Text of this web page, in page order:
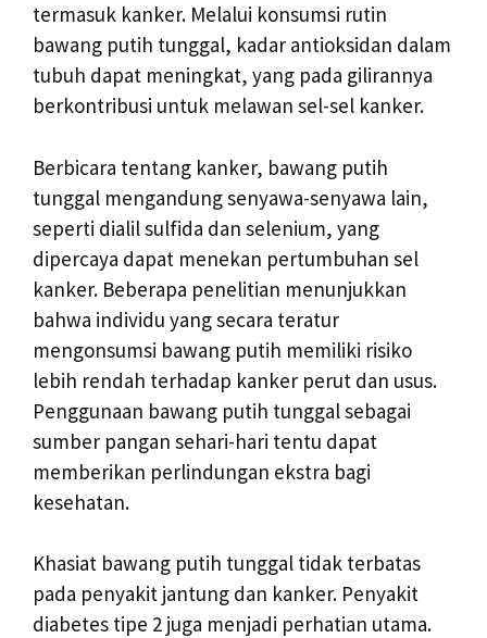
termasuk kanker. Melalui konsumsi rutin
bawang putih tunggal, kadar antioksidan dalam
tubuh dapat meningkat, yang pada gilirannya
berkontribusi untuk melawan sel-sel kanker.
Berbicara tentang kanker, bawang putih
tunggal mengandung senyawa-senyawa lain,
seperti dialil sulfida dan selenium, yang
dipercaya dapat menekan pertumbuhan sel
kanker. Beberapa penelitian menunjukkan
bahwa individu yang secara teratur
mengonsumsi bawang putih memiliki risiko
lebih rendah terhadap kanker perut dan usus.
Penggunaan bawang putih tunggal sebagai
sumber pangan sehari-hari tentu dapat
memberikan perlindungan ekstra bagi
kesehatan.
Khasiat bawang putih tunggal tidak terbatas
pada penyakit jantung dan kanker. Penyakit
diabetes tipe 2 juga menjadi perhatian utama.